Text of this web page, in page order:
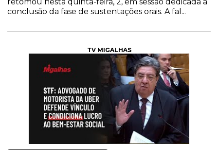
conclusão da fase de sustentações orais. A fal...
TV MIGALHAS